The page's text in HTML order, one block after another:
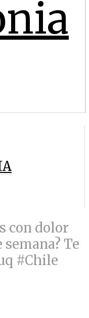
con dolor
Te
#Chile